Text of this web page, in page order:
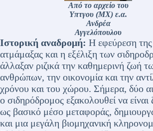
Από το αρχείο του
Υπτγου (ΜΧ) ε.α.
Ανδρέα
Αγγελόπουλου
Ιστορική αναδρομή: Η εφεύρεση της
ατμάμαξας και η εξέλιξη των
άλλαξαν ριζικά την καθημερινή ζωή
ανθρώπων, την οικονομία και την
χρόνου και του χώρου. Σήμερα, δύο
ο σιδηρόδρομος εξακολουθεί να είναι
ως βασικό μέσο μεταφοράς,
και μια μεγάλη βιομηχανική